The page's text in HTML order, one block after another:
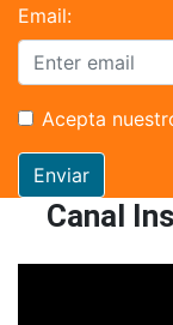
Email:
Acepta
Enviar
Canal